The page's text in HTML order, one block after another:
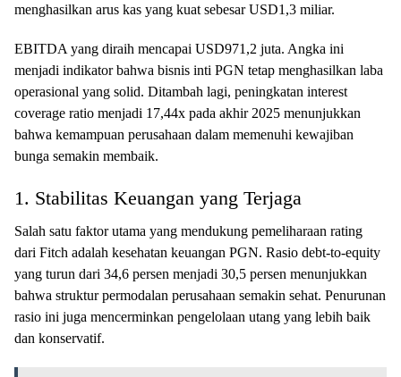
menghasilkan arus kas yang kuat sebesar USD1,3 miliar.
EBITDA yang diraih mencapai USD971,2 juta. Angka ini
menjadi indikator bahwa bisnis inti PGN tetap menghasilkan laba
operasional yang solid. Ditambah lagi, peningkatan interest
coverage ratio menjadi 17,44x pada akhir 2025 menunjukkan
bahwa kemampuan perusahaan dalam memenuhi kewajiban
bunga semakin membaik.
1. Stabilitas Keuangan yang Terjaga
Salah satu faktor utama yang mendukung pemeliharaan rating
dari Fitch adalah kesehatan keuangan PGN. Rasio debt-to-equity
yang turun dari 34,6 persen menjadi 30,5 persen menunjukkan
bahwa struktur permodalan perusahaan semakin sehat. Penurunan
rasio ini juga mencerminkan pengelolaan utang yang lebih baik
dan konservatif.